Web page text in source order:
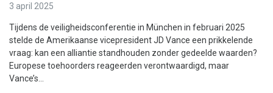
3 april 2025
Tijdens de veiligheidsconferentie in München in februari 2025
stelde de Amerikaanse vicepresident JD Vance een prikkelende
vraag: kan een alliantie standhouden zonder gedeelde waarden?
Europese toehoorders reageerden verontwaardigd, maar
Vance’s...